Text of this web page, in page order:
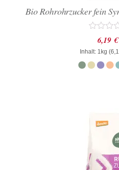
Bio Rohrohrzucker fein
Bewertet
mit
0
von
5
6,19 €
Inhalt: 1kg (